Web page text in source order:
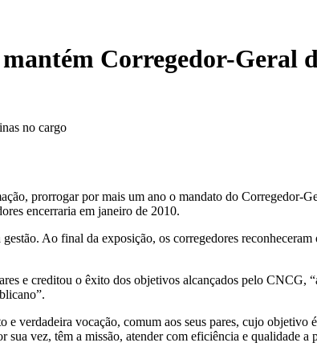
Corregedor-Geral
no cargo
prorrogar por mais um ano o mandato do Corregedor-
encerraria em janeiro de 2010.
Ao final da exposição, os corregedores
e creditou o êxito dos objetivos alcançados pelo CNCG,
verdadeira vocação, comum aos seus pares, cujo
vez, têm a missão, atender com eficiência e qualidade a